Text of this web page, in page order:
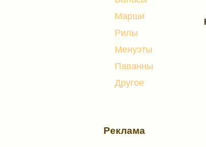
Марши
Рилы
Менуэты
Паванны
Другое
Реклама